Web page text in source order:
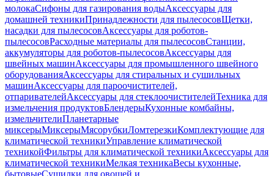
молокаСифоны для газирования водыАксессуары для
домашней техникиПринадлежности для пылесосовЩетки,
насадки для пылесосовАксессуары для роботов-
пылесосовРасходные материалы для пылесосовСтанции,
аккумуляторы для роботов-пылесосовАксессуары для
швейных машинАксессуары для промышленного швейного
оборудованияАксессуары для стиральных и сушильных
машинАксессуары для пароочистителей,
отпаривателейАксессуары для стеклоочистителейТехника для
измельчения продуктовБлендерыКухонные комбайны,
измельчителиПланетарные
миксерыМиксерыМясорубкиЛомтерезкиКомплектующие для
климатической техникиУправление климатической
техникойФильтры для климатической техникиАксессуары для
климатической техникиМелкая техникаВесы кухонные,
бытовыеСушилки для овощей и